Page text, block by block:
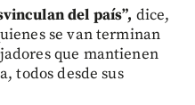
del país”, dice,
se van terminan
que mantienen
todos desde sus